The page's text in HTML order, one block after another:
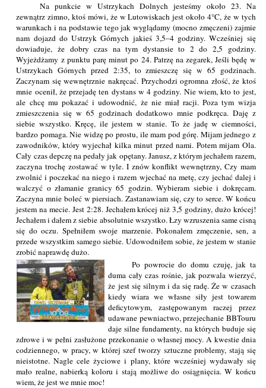
Na punkcie w Ustrzykach Dolnych jesteśmy około 23. Na
zewnątrz zimno, ktoś mówi, że w Lutowiskach jest około 4°C, że w tych
warunkach i na podstawie tego jak wyglądamy (mocno zmęczeni) zajmie
nam dojazd do Ustrzyk Górnych jakieś 3,5–4 godziny. Wcześniej się
dowiaduje, że dobry czas na tym dystansie to 2 do 2,5 godziny.
Wyjeżdżamy z punktu parę minut po 24. Patrzę na zegarek, Jeśli będę w
Ustrzykach Górnych przed 2:35, to zmieszczę się w 65 godzinach.
Zaczynam się wewnętrznie nakręcać. Przychodzi ogromna złość, że ktoś
mnie ocenił, że przejadę ten dystans w 4 godziny. Nie wiem, kto to jest,
ale chcę mu pokazać i udowodnić, że nie miał racji. Poza tym wizja
zmieszczenia się w 65 godzinach dodatkowo mnie podkręca. Daję z
siebie wszystko. Kręcę, ile jestem w stanie. To że jadę w ciemności,
bardzo pomaga. Nie widzę po prostu, ile mam pod górę. Mijam jednego z
zawodników, który wyjechał kilka minut przed nami. Potem mijam Ola.
Cały czas depczę na pedały jak opętany. Janusz, z którym jechałem razem,
zaczyna trochę zostawać w tyle. I znów konflikt wewnętrzny, Czy mam
zwolnić i poczekać na niego i razem wjechać na metę, czy jechać dalej i
walczyć o złamanie granicy 65 godzin. Wybieram siebie i dokręcam.
Zaczyna mnie boleć w piersiach. Zastanawiam się, czy to serce. W końcu
jestem na mecie. Jest 2:28. Jechałem krócej niż 3,5 godziny, dużo krócej!
Jechałem i dałem z siebie absolutnie wszystko. Łzy wzruszenia same cisną
się do oczu. Spełniłem swoje marzenie. Pokonałem zmęczenie, sen, a
przede wszystkim samego siebie. Udowodniłem sobie, że jestem w stanie
zrobić naprawdę dużo.
Po powrocie do domu czuję, jak ta
duma cały czas rośnie, jak pozwala wierzyć,
że jest się silnym i da się radę. Że w czasach
kiedy wiara we własne siły jest towarem
deficytowym, zastępowanym raczej przez
udawane pewniactwo, przejechanie BBTouru
daje silne fundamenty, na których buduje się
zdrowe i w pełni zasłużone przekonanie o własnej mocy. A kwestie dnia
codziennego, w pracy, w której szef tworzy sztuczne problemy, stają się
nieistotne. Nagle cele życiowe i plany, które wcześniej wydawały się
mało realne, nabierką koloru i stają możliwe do osiągnięcia. W końcu
wiem, że jest we mnie moc!